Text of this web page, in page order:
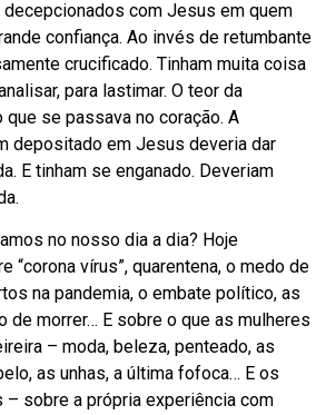
decepcionados com Jesus em quem
confiança. Ao invés de retumbante
crucificado. Tinham muita coisa
para lastimar. O teor da
se passava no coração. A
depositado em Jesus deveria dar
E tinham se enganado. Deveriam
no nosso dia a dia? Hoje
“corona vírus”, quarentena, o medo de
na pandemia, o embate político, as
de morrer… E sobre o que as mulheres
– moda, beleza, penteado, as
as unhas, a última fofoca… E os
– sobre a própria experiência com